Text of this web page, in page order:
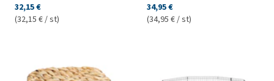
32,15 €
(32,15 € / st)
34,95 €
(34,95 € / st)